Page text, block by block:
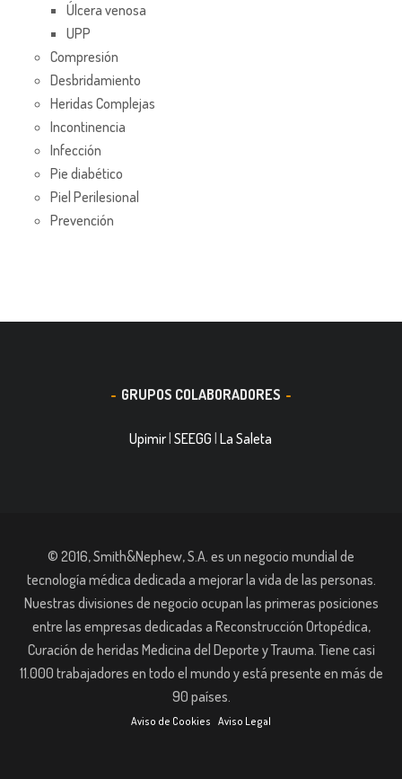
Úlcera venosa
UPP
Compresión
Desbridamiento
Heridas Complejas
Incontinencia
Infección
Pie diabético
Piel Perilesional
Prevención
GRUPOS COLABORADORES
Upimir |SEEGG |La Saleta
© 2016, Smith&Nephew, S.A. es un negocio mundial de
tecnología médica dedicada a mejorar la vida de las personas.
Nuestras divisiones de negocio ocupan las primeras posiciones
entre las empresas dedicadas a Reconstrucción Ortopédica,
Curación de heridas Medicina del Deporte y Trauma. Tiene casi
11.000 trabajadores en todo el mundo y está presente en más de
90 países.
Aviso de Cookies Aviso Legal